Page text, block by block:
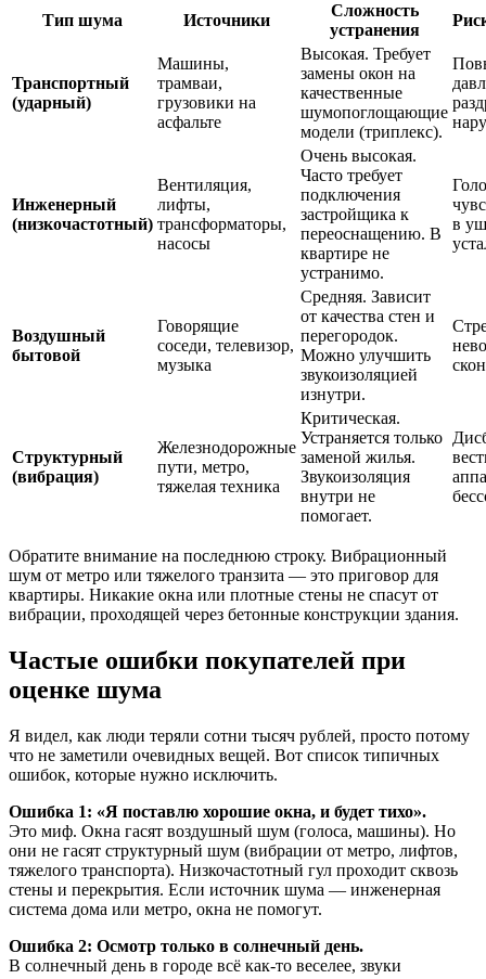
Тип шума Источники
Сложность
устранения
Транспортный
(ударный)
Машины,
трамваи,
грузовики на
асфальте
Высокая. Требует
замены окон на
качественные
шумопоглощающие
модели (триплекс).
Инженерный
(низкочастотный)
Вентиляция,
лифты,
трансформаторы,
насосы
Очень высокая.
Часто требует
подключения
застройщика к
переоснащению. В
квартире не
устранимо.
в
Воздушный
бытовой
Говорящие
соседи, телевизор,
музыка
Средняя. Зависит
от качества стен и
перегородок.
Можно улучшить
звукоизоляцией
изнутри.
Структурный
(вибрация)
Железнодорожные
пути, метро,
тяжелая техника
Критическая.
Устраняется только
заменой жилья.
Звукоизоляция
внутри не
помогает.
Обратите внимание на последнюю строку. Вибрационный
шум от метро или тяжелого транзита — это приговор для
квартиры. Никакие окна или плотные стены не спасут от
вибрации, проходящей через бетонные конструкции здания.
Частые ошибки покупателей при
оценке шума
Я видел, как люди теряли сотни тысяч рублей, просто потому
что не заметили очевидных вещей. Вот список типичных
ошибок, которые нужно исключить.
Ошибка 1: «Я поставлю хорошие окна, и будет тихо».
Это миф. Окна гасят воздушный шум (голоса, машины). Но
они не гасят структурный шум (вибрации от метро, лифтов,
тяжелого транспорта). Низкочастотный гул проходит сквозь
стены и перекрытия. Если источник шума — инженерная
система дома или метро, окна не помогут.
Ошибка 2: Осмотр только в солнечный день.
В солнечный день в городе всё как-то веселее, звуки